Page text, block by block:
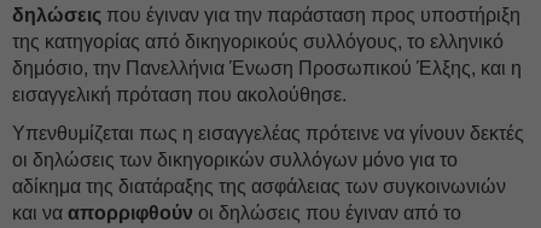
δηλώσεις που έγιναν για την παράσταση προς υποστήριξη
της κατηγορίας από δικηγορικούς συλλόγους, το ελληνικό
δημόσιο, την Πανελλήνια Ένωση Προσωπικού Έλξης, και η
εισαγγελική πρόταση που ακολούθησε.
Υπενθυμίζεται πως η εισαγγελέας πρότεινε να γίνουν δεκτές
οι δηλώσεις των δικηγορικών συλλόγων μόνο για το
αδίκημα της διατάραξης της ασφάλειας των συγκοινωνιών
και να απορριφθούν οι δηλώσεις που έγιναν από το